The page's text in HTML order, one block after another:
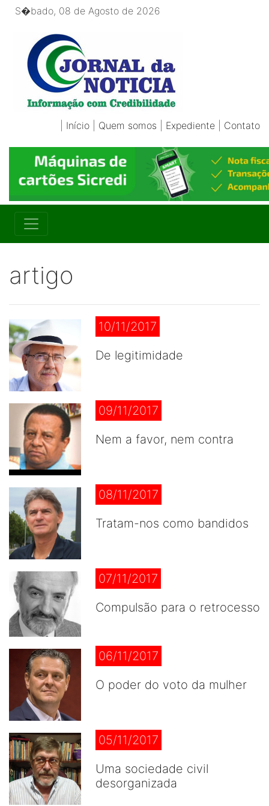
S�bado, 08 de Agosto de 2026
Início Quem somos Expediente Contato
artigo
10/11/2017
De legitimidade
09/11/2017
Nem a favor, nem contra
08/11/2017
Tratam-nos como bandidos
07/11/2017
Compulsão para o retrocesso
06/11/2017
O poder do voto da mulher
05/11/2017
Uma sociedade civil
desorganizada